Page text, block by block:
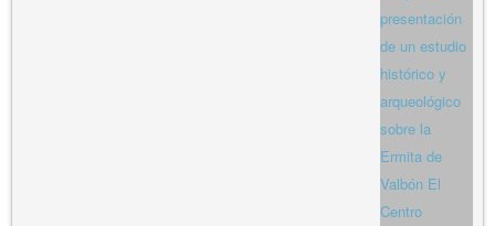
presentación
de un estudio
histórico y
arqueológico
sobre la
Ermita de
Valbón El
Centro